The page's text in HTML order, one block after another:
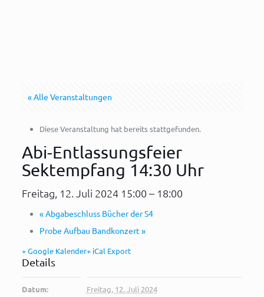
« Alle Veranstaltungen
Diese Veranstaltung hat bereits stattgefunden.
Abi-Entlassungsfeier
Sektempfang 14:30 Uhr
Freitag, 12. Juli 2024 15:00 – 18:00
«Abgabeschluss Bücher der S4
Probe Aufbau Bandkonzert»
+ Google Kalender+ iCal Export
Details
Datum: Freitag, 12. Juli 2024